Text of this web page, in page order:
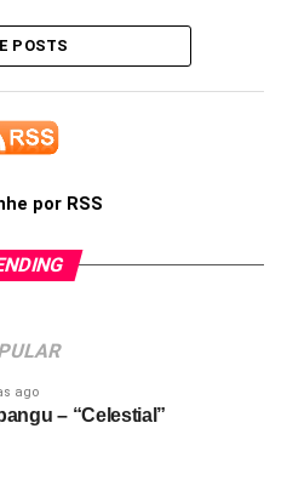
POSTS
por RSS
ago
– “Celestial”